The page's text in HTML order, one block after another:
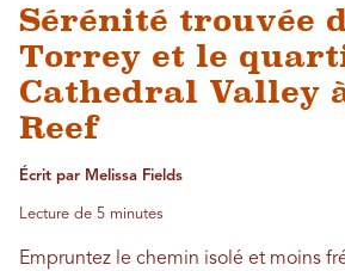
Sérénité trouvée
Torrey et le
Cathedral Valley
Reef
Écrit par Melissa Fields
Lecture de 5 minutes
Empruntez le chemin isolé et moins